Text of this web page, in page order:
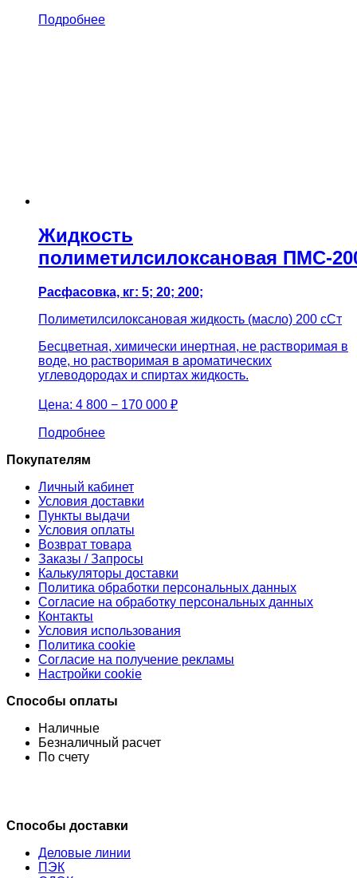
Подробнее
Жидкость
полиметилсилоксановая ПМС-
Расфасовка, кг: 5; 20; 200;
Полиметилсилоксановая жидкость (масло) 200 сСт
Бесцветная, химически инертная, не растворимая в
воде, но растворимая в ароматических
углеводородах и спиртах жидкость.
Цена: 4 800 − 170 000 ₽
Подробнее
Покупателям
Личный кабинет
Условия доставки
Пункты выдачи
Условия оплаты
Возврат товара
Заказы / Запросы
Калькуляторы доставки
Политика обработки персональных данных
Согласие на обработку персональных данных
Контакты
Условия использования
Политика cookie
Согласие на получение рекламы
Настройки cookie
Способы оплаты
Наличные
Безналичный расчет
По счету
Способы доставки
Деловые линии
ПЭК